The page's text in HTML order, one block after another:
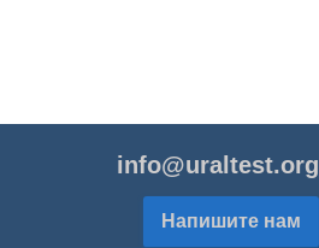
info@uraltest.org
Напишите нам